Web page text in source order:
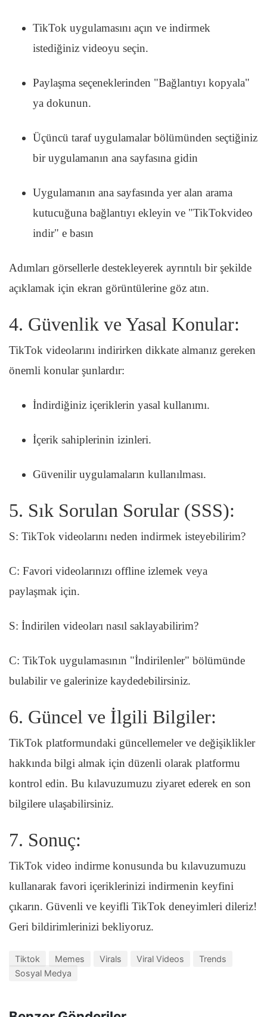
TikTok uygulamasını açın ve indirmek
istediğiniz videoyu seçin.
Paylaşma seçeneklerinden "Bağlantıyı kopyala"
ya dokunun.
Üçüncü taraf uygulamalar bölümünden seçtiğiniz
bir uygulamanın ana sayfasına gidin
Uygulamanın ana sayfasında yer alan arama
kutucuğuna bağlantıyı ekleyin ve "TikTokvideo
indir" e basın
Adımları görsellerle destekleyerek ayrıntılı bir şekilde
açıklamak için ekran görüntülerine göz atın.
4. Güvenlik ve Yasal Konular:
TikTok videolarını indirirken dikkate almanız gereken
önemli konular şunlardır:
İndirdiğiniz içeriklerin yasal kullanımı.
İçerik sahiplerinin izinleri.
Güvenilir uygulamaların kullanılması.
5. Sık Sorulan Sorular (SSS):
S: TikTok videolarını neden indirmek isteyebilirim?
C: Favori videolarınızı offline izlemek veya
paylaşmak için.
S: İndirilen videoları nasıl saklayabilirim?
C: TikTok uygulamasının "İndirilenler" bölümünde
bulabilir ve galerinize kaydedebilirsiniz.
6. Güncel ve İlgili Bilgiler:
TikTok platformundaki güncellemeler ve değişiklikler
hakkında bilgi almak için düzenli olarak platformu
kontrol edin. Bu kılavuzumuzu ziyaret ederek en son
bilgilere ulaşabilirsiniz.
7. Sonuç:
TikTok video indirme konusunda bu kılavuzumuzu
kullanarak favori içeriklerinizi indirmenin keyfini
çıkarın. Güvenli ve keyifli TikTok deneyimleri dileriz!
Geri bildirimlerinizi bekliyoruz.
Tiktok Memes Virals Viral Videos
Trends
Sosyal Medya